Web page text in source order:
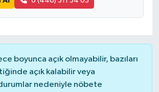
boyunca açık olmayabilir, bazıları
açık kalabilir veya
nedeniyle nöbete